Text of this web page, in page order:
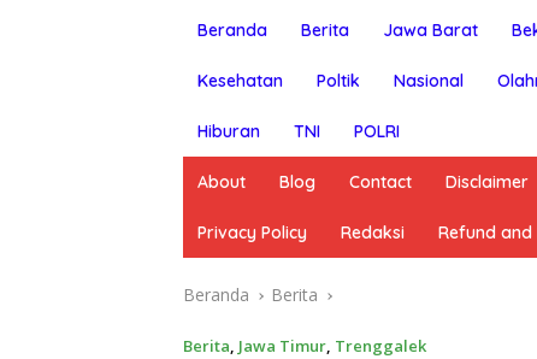
Beranda Berita Jawa Barat
Kesehatan Poltik Nasional
Hiburan TNI POLRI
About Blog Contact Disclaimer
Privacy Policy Redaksi Refund and
Beranda Berita
Berita, Jawa Timur, Trenggalek